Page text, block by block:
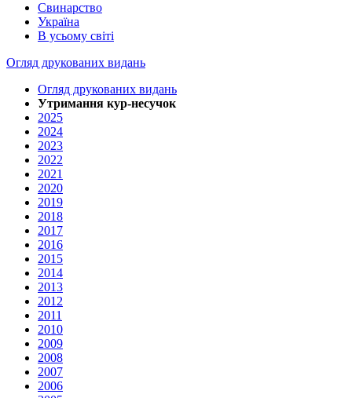
Свинарство
Україна
В усьому світі
Огляд друкованих видань
Огляд друкованих видань
Утримання кур-несучок
2025
2024
2023
2022
2021
2020
2019
2018
2017
2016
2015
2014
2013
2012
2011
2010
2009
2008
2007
2006